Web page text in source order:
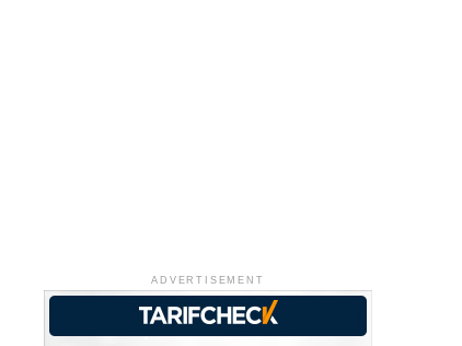
ADVERTISEMENT